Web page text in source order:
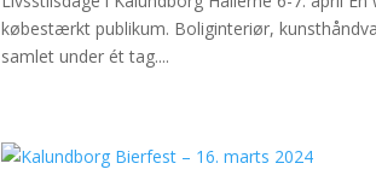
købestærkt publikum. Boliginteriør,
samlet under ét tag....